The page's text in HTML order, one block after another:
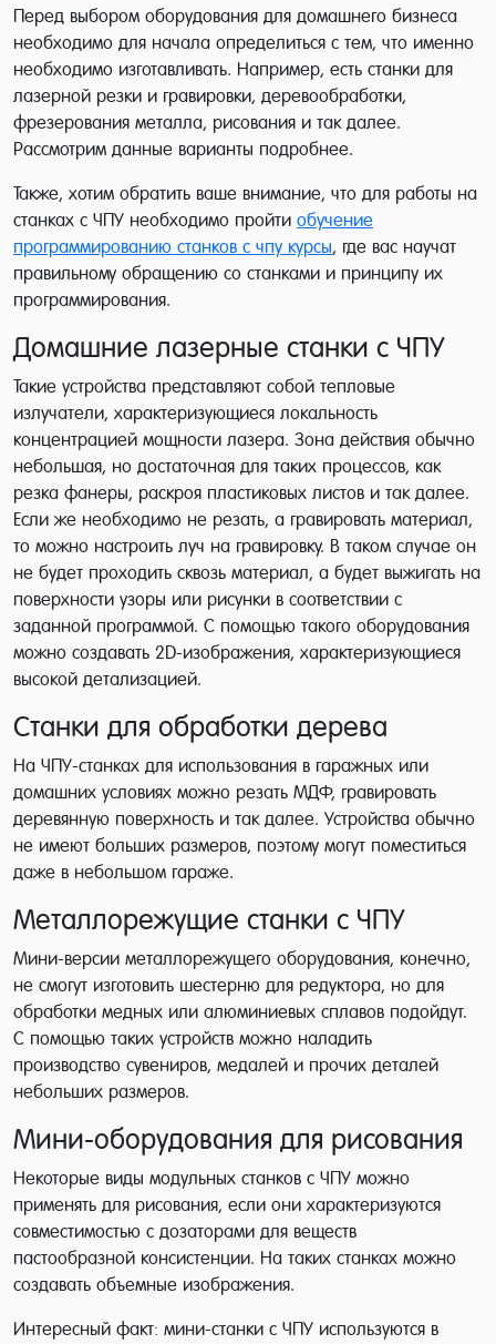
Перед выбором оборудования для домашнего бизнеса
необходимо для начала определиться с тем, что именно
необходимо изготавливать. Например, есть станки для
лазерной резки и гравировки, деревообработки,
фрезерования металла, рисования и так далее.
Рассмотрим данные варианты подробнее.
Также, хотим обратить ваше внимание, что для работы на
станках с ЧПУ необходимо пройти обучение
программированию станков с чпу курсы, где вас научат
правильному обращению со станками и принципу их
программирования.
Домашние лазерные станки с ЧПУ
Такие устройства представляют собой тепловые
излучатели, характеризующиеся локальность
концентрацией мощности лазера. Зона действия обычно
небольшая, но достаточная для таких процессов, как
резка фанеры, раскроя пластиковых листов и так далее.
Если же необходимо не резать, а гравировать материал,
то можно настроить луч на гравировку. В таком случае он
не будет проходить сквозь материал, а будет выжигать на
поверхности узоры или рисунки в соответствии с
заданной программой. С помощью такого оборудования
можно создавать 2D-изображения, характеризующиеся
высокой детализацией.
Станки для обработки дерева
На ЧПУ-станках для использования в гаражных или
домашних условиях можно резать МДФ, гравировать
деревянную поверхность и так далее. Устройства обычно
не имеют больших размеров, поэтому могут поместиться
даже в небольшом гараже.
Металлорежущие станки с ЧПУ
Мини-версии металлорежущего оборудования, конечно,
не смогут изготовить шестерню для редуктора, но для
обработки медных или алюминиевых сплавов подойдут.
С помощью таких устройств можно наладить
производство сувениров, медалей и прочих деталей
небольших размеров.
Мини-оборудования для рисования
Некоторые виды модульных станков с ЧПУ можно
применять для рисования, если они характеризуются
совместимостью с дозаторами для веществ
пастообразной консистенции. На таких станках можно
создавать объемные изображения.
Интересный факт: мини-станки с ЧПУ используются в